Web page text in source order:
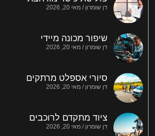
דן שומרון מאי 20, 2026
שיפור מכונה מיידי
דן שומרון מאי 20, 2026
סיורי אספלט מרתקים
דן שומרון מאי 20, 2026
ציוד מתקדם לרוכבים
דן שומרון מאי 20, 2026